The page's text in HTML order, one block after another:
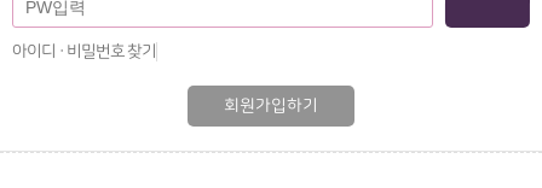
아이디 · 비밀번호 찾기
회원가입하기